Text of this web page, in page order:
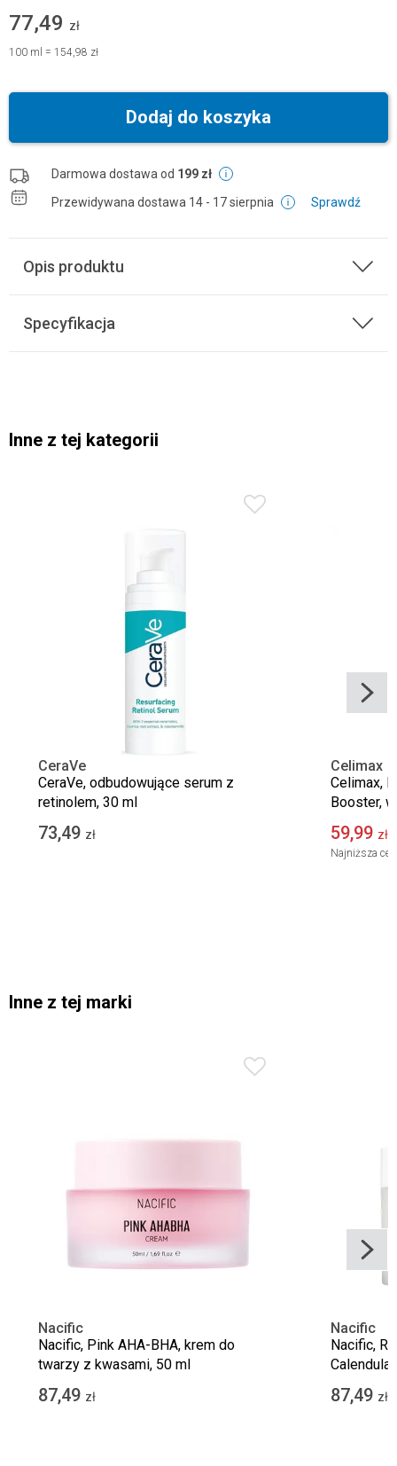
77,49 zł
100 ml = 154,98 zł
Dodaj do koszyka
Darmowa dostawa od 199 zł
Przewidywana dostawa 14 - 17 sierpnia Sprawdź
Opis produktu
Specyfikacja
Inne z tej kategorii
CeraVe
CeraVe, odbudowujące serum z
retinolem, 30 ml
73,49 zł
Celimax
Celimax,
Booster,
twarzy, 15
59,99 zł
Najniższa
Inne z tej marki
Nacific
Nacific, Pink AHA-BHA, krem do
twarzy z kwasami, 50 ml
87,49 zł
Nacific
Nacific,
100 ml
87,49 zł